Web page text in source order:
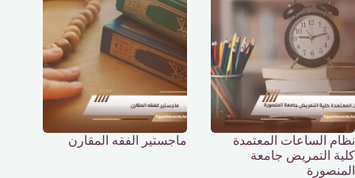
نظام الساعات المعتمدة
كلية التمريض جامعة
المنصورة
ماجستير الفقه المقارن